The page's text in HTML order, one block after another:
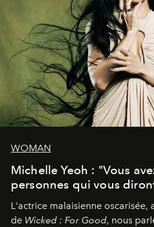
WOMAN
Michelle Yeoh : "Vous
personnes qui vous
L'actrice malaisienne oscarisée,
de Wicked : For Good, nous